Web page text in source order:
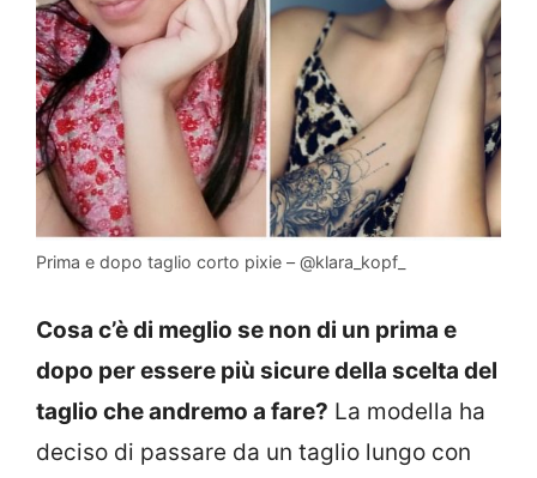
Prima e dopo taglio corto pixie – @klara_kopf_
Cosa c’è di meglio se non di un prima e
dopo per essere più sicure della scelta del
taglio che andremo a fare? La modella ha
deciso di passare da un taglio lungo con